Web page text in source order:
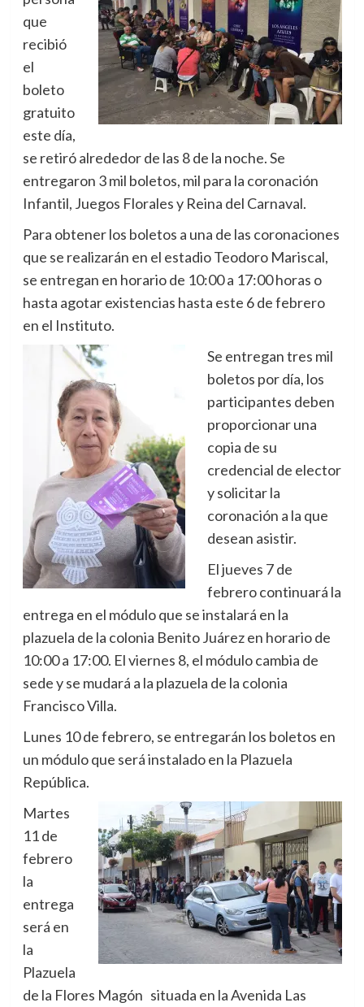
que
recibió
el
boleto
gratuito
este día,
se retiró alrededor de las 8 de la noche. Se
entregaron 3 mil boletos, mil para la coronación
Infantil, Juegos Florales y Reina del Carnaval.
Para obtener los boletos a una de las coronaciones
que se realizarán en el estadio Teodoro Mariscal,
se entregan en horario de 10:00 a 17:00 horas o
hasta agotar existencias hasta este 6 de febrero
en el Instituto.
Se entregan tres mil
boletos por día, los
participantes deben
proporcionar una
copia de su
credencial de elector
y solicitar la
coronación a la que
desean asistir.
El jueves 7 de
febrero continuará la
entrega en el módulo que se instalará en la
plazuela de la colonia Benito Juárez en horario de
10:00 a 17:00. El viernes 8, el módulo cambia de
sede y se mudará a la plazuela de la colonia
Francisco Villa.
Lunes 10 de febrero, se entregarán los boletos en
un módulo que será instalado en la Plazuela
República.
Martes
11 de
febrero
la
entrega
será en
la
Plazuela
de la Flores Magón situada en la Avenida Las